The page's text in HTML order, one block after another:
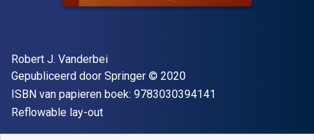
Auteur(s)
Robert J. Vanderbei
Uitgever
Gepubliceerd door Springer Copyright
© 2020
ISBN van papieren boek: 9783030394141
Indeling
Reflowable lay-out